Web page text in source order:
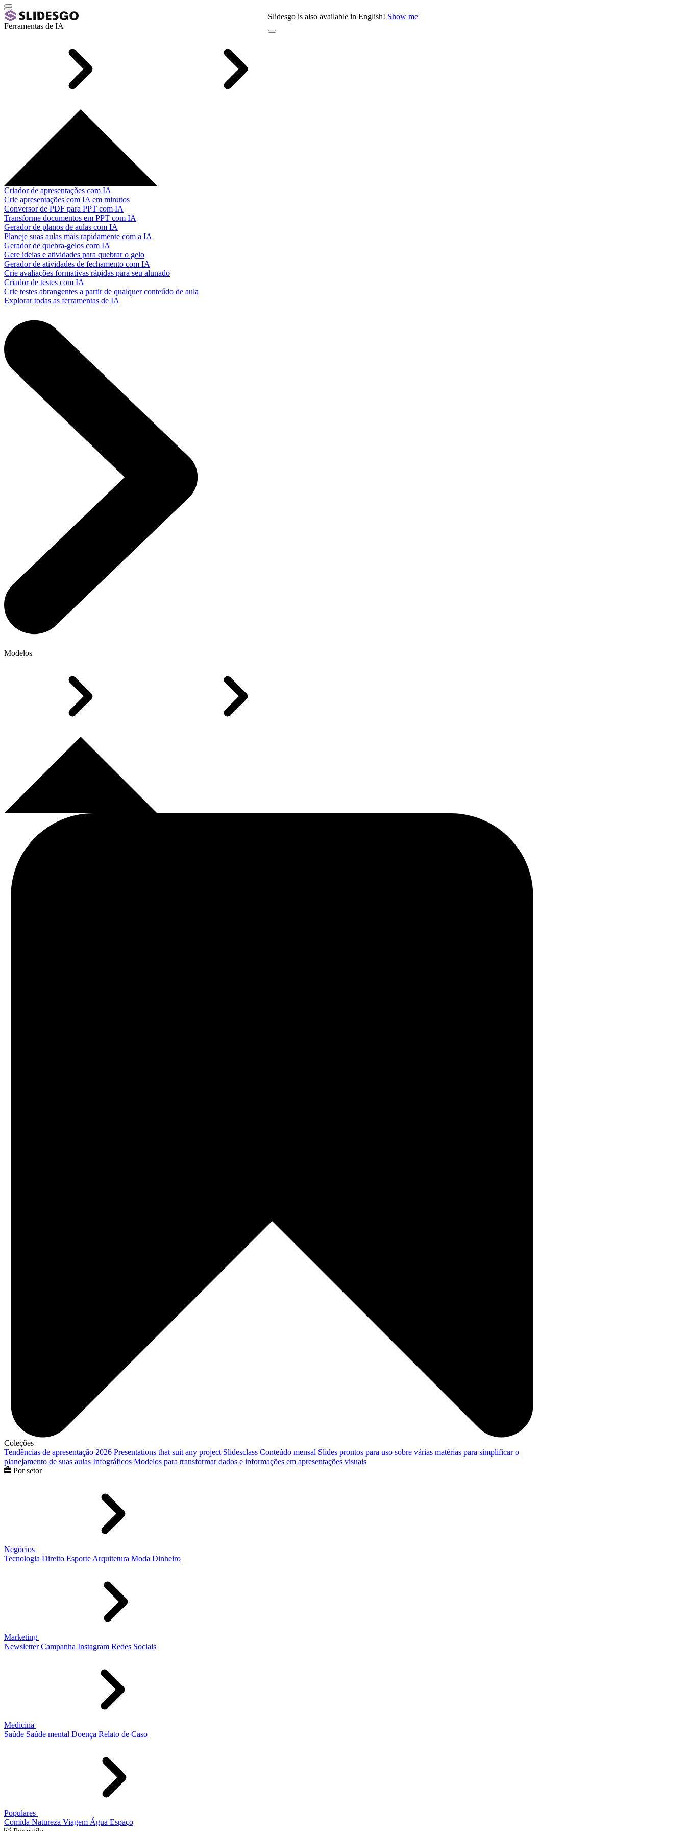
Slidesgo is also available in English! Show me
Ferramentas de IA
Criador de apresentações com IA
Crie apresentações com IA em minutos
Conversor de PDF para PPT com IA
Transforme documentos em PPT com IA
Gerador de planos de aulas com IA
Planeje suas aulas mais rapidamente com a IA
Gerador de quebra-gelos com IA
Gere ideias e atividades para quebrar o gelo
Gerador de atividades de fechamento com IA
Crie avaliações formativas rápidas para seu alunado
Criador de testes com IA
Crie testes abrangentes a partir de qualquer conteúdo de aula
Explorar todas as ferramentas de IA
Modelos
Coleções
Tendências de apresentação 2026 Presentations that suit any project Slidesclass Conteúdo mensal Slides prontos para uso sobre várias matérias para simplificar o
planejamento de suas aulas Infográficos Modelos para transformar dados e informações em apresentações visuais
Por setor
Negócios
Tecnologia Direito Esporte Arquitetura Moda Dinheiro
Marketing
Newsletter Campanha Instagram Redes Sociais
Medicina
Saúde Saúde mental Doença Relato de Caso
Populares
Comida Natureza Viagem Água Espaço